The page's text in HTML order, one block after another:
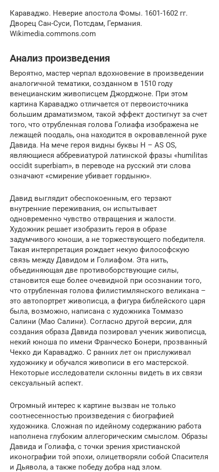
Караваджо. Неверие апостола Фомы. 1601-1602 гг.
Дворец Сан-Суси, Потсдам, Германия.
Wikimedia.commons.com
Анализ произведения
Вероятно, мастер черпал вдохновение в произведении
аналогичной тематики, созданном в 1510 году
венецианским живописцем Джорджоне. При этом
картина Караваджо отличается от первоисточника
большим драматизмом, такой эффект достигнут за счет
того, что отрубленная голова Голиафа изображена не
лежащей поодаль, она находится в окровавленной руке
Давида. На мече героя видны буквы H – AS OS,
являющиеся аббревиатурой латинской фразы «humilitas
occidit superbiam», в переводе на русский эти слова
означают «смирение убивает гордыню».
Давид выглядит обеспокоенным, его терзают
внутренние переживания, он испытывает
одновременно чувство отвращения и жалости.
Художник решает изобразить героя в образе
задумчивого юноши, а не торжествующего победителя.
Такая интерпретация рождает некую философскую
связь между Давидом и Голиафом. Эта нить,
объединяющая две противоборствующие силы,
становится еще более очевидной при осознании того,
что отрубленная голова филистимлянского великана –
это автопортрет живописца, а фигура библейского царя
была, возможно, написана с художника Томмазо
Салини (Мао Салини). Согласно другой версии, для
создания образа Давида позировал ученик живописца,
некий юноша по имени Франческо Бонери, прозванный
Чекко ди Караваджо. С ранних лет он прислуживал
художнику и обучался живописи в его мастерской.
Некоторые исследователи склонны видеть в их связи
сексуальный аспект.
Огромный интерес к картине вызван не только
соотнесенностью произведения с биографией
художника. Сложная по идейному содержанию работа
наполнена глубоким аллегорическим смыслом. Образы
Давида и Голиафа, с точки зрения христианской
иконографии той эпохи, олицетворяли собой Спасителя
и Дьявола, а также победу добра над злом.